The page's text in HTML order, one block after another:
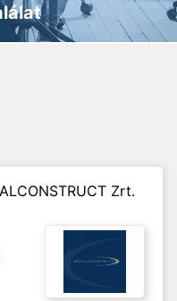
Zrt.